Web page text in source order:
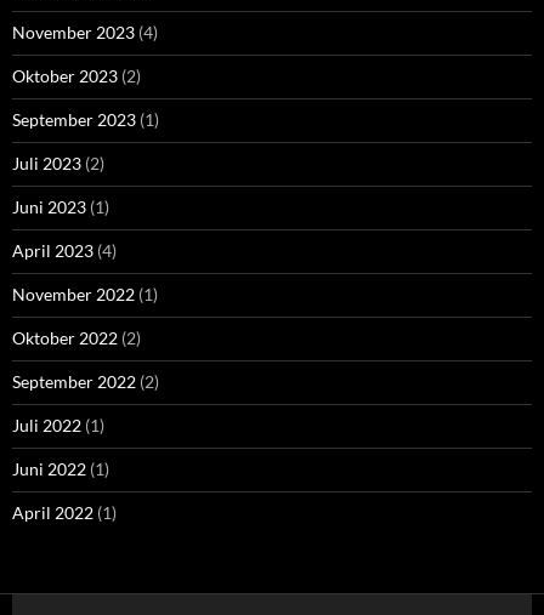
November 2023 (4)
Oktober 2023 (2)
September 2023 (1)
Juli 2023 (2)
Juni 2023 (1)
April 2023 (4)
November 2022 (1)
Oktober 2022 (2)
September 2022 (2)
Juli 2022 (1)
Juni 2022 (1)
April 2022 (1)